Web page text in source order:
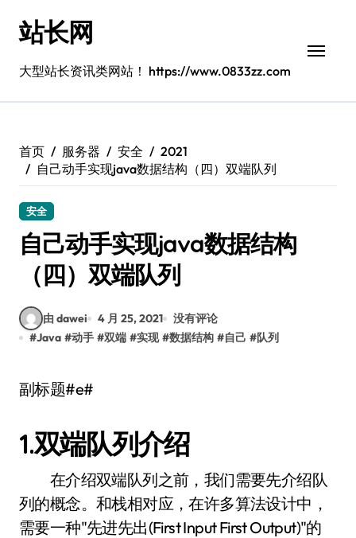
站长网
大型站长资讯类网站！ https://www.0833zz.com
首页 服务器 安全
2021
自己动手实现java数据结构（四）双端队列
安全
自己动手实现java数据结构
（四）双端队列
由 dawei 4 月 25, 2021
没有评论
#Java #动手 #双端 #实现 #数据结构 #自己 #队列
副标题#e#
1.双端队列介绍
在介绍双端队列之前，我们需要先介绍队
列的概念。和栈相对应，在许多算法设计中，
需要一种"先进先出(First Input First Output)"的